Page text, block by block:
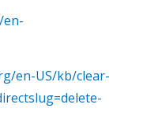
en-US/kb/clear-